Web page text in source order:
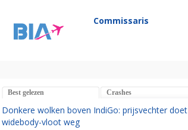
Commissaris
Best gelezen Crashes
Donkere wolken boven IndiGo: prijsvechter doet
widebody-vloot weg